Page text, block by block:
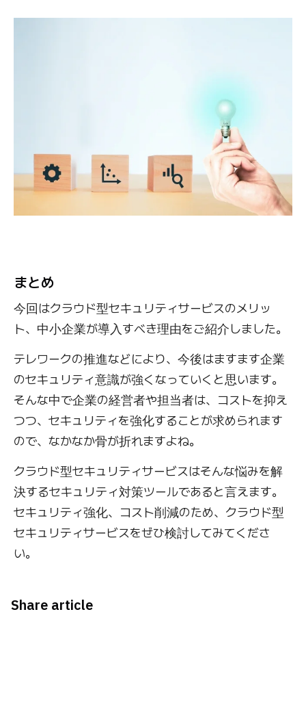
まとめ
今回はクラウド型セキュリティサービスのメリッ
ト、中小企業が導入すべき理由をご紹介しました。
テレワークの推進などにより、今後はますます企業
のセキュリティ意識が強くなっていくと思います。
そんな中で企業の経営者や担当者は、コストを抑え
つつ、セキュリティを強化することが求められます
ので、なかなか骨が折れますよね。
クラウド型セキュリティサービスはそんな悩みを解
決するセキュリティ対策ツールであると言えます。
セキュリティ強化、コスト削減のため、クラウド型
セキュリティサービスをぜひ検討してみてくださ
い。
Share article